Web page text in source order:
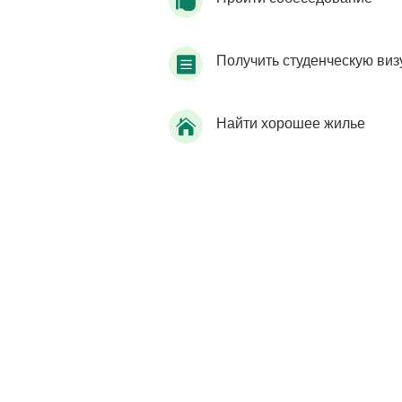
 Получить студенческую
 Найти хорошее жилье